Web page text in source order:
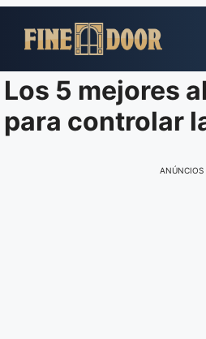
para
conteúdo
Los 5 mejores
para controlar
ANÚNCIOS